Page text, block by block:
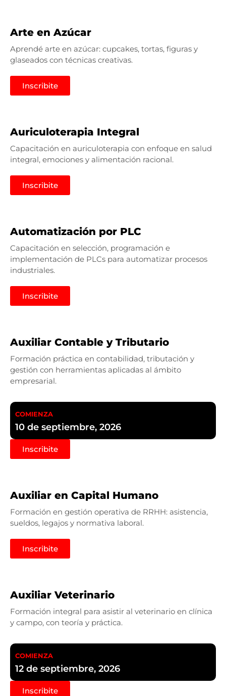
Arte en Azúcar
Aprendé arte en azúcar: cupcakes, tortas, figuras y
glaseados con técnicas creativas.
Inscribite
Auriculoterapia Integral
Capacitación en auriculoterapia con enfoque en salud
integral, emociones y alimentación racional.
Inscribite
Automatización por PLC
Capacitación en selección, programación e
implementación de PLCs para automatizar procesos
industriales.
Inscribite
Auxiliar Contable y Tributario
Formación práctica en contabilidad, tributación y
gestión con herramientas aplicadas al ámbito
empresarial.
COMIENZA
10 de septiembre, 2026
Inscribite
Auxiliar en Capital Humano
Formación en gestión operativa de RRHH: asistencia,
sueldos, legajos y normativa laboral.
Inscribite
Auxiliar Veterinario
Formación integral para asistir al veterinario en clínica
y campo, con teoría y práctica.
COMIENZA
12 de septiembre, 2026
Inscribite